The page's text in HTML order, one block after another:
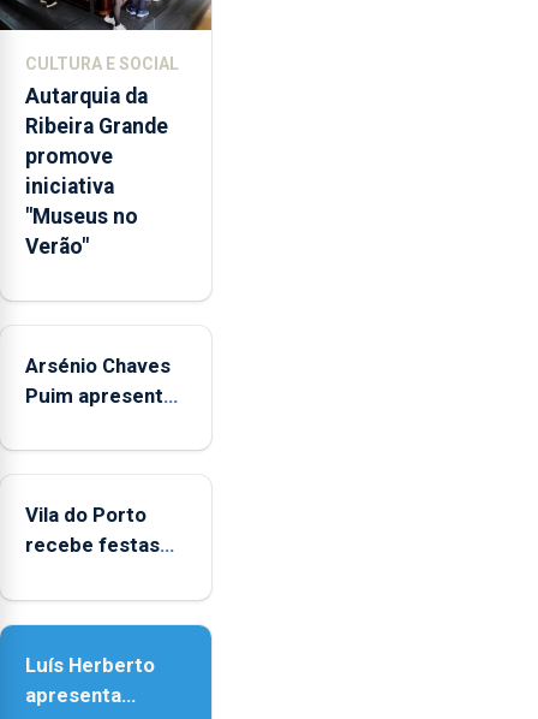
de
emocionais
e
sociais
junto
das
crianças
CULTURA E SOCIAL
Autarquia da
Ribeira Grande
promove
iniciativa
"Museus no
Verão"
Arsénio Chaves
Puim apresenta
Biblioteca de
Vila do Porto
recebe festas
Nossa Senhora
Luís Herberto
apresenta